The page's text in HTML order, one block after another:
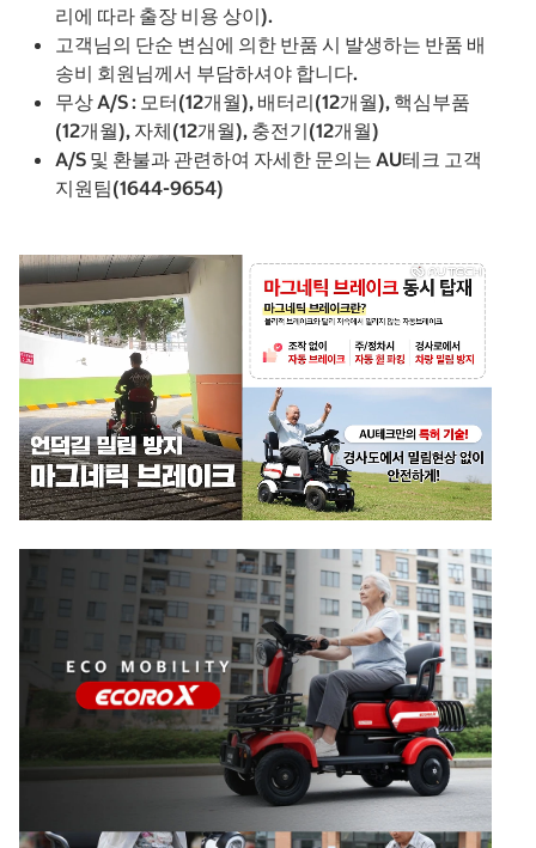
리에 따라 출장 비용 상이).
고객님의 단순 변심에 의한 반품 시 발생하는 반품 배
송비 회원님께서 부담하셔야 합니다.
무상 A/S : 모터(12개월), 배터리(12개월), 핵심부품
(12개월), 자체(12개월), 충전기(12개월)
A/S 및 환불과 관련하여 자세한 문의는 AU테크 고객
지원팀(1644-9654)